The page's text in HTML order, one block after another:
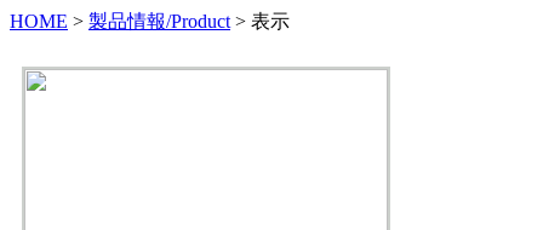
HOME > 製品情報/Product > 表示